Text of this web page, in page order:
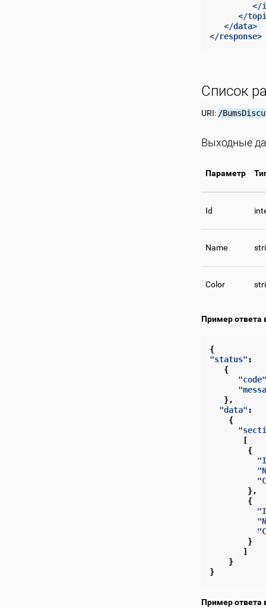
</
</
</data>
</response>
Список
URI: /
Выходные
Параметр
Id
Name
Color
Пример ответа
{
"status" :
{
"code"
},
"data" :
{
[
{
},
{
}
]
}
}
Пример ответа